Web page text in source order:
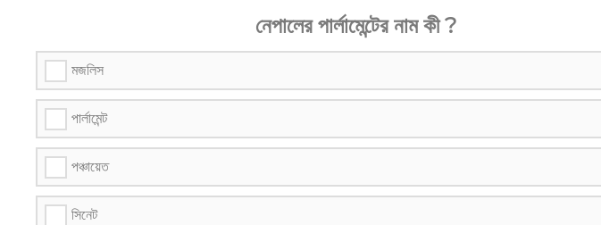
নেপালের পার্লামেন্টের নাম কী ?
মজলিস
পার্লামেন্ট
পঞ্চায়েত
সিনেট